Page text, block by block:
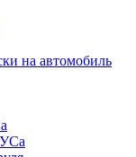
на автомобиль